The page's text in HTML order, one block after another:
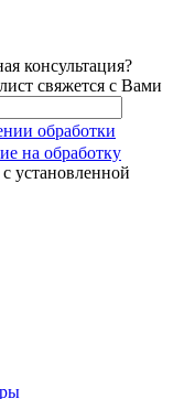
консультация?
свяжется с Вами
обработки
на обработку
установленной